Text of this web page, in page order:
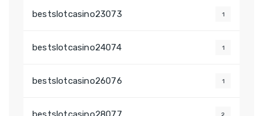
bestslotcasino23073 1
bestslotcasino24074 1
bestslotcasino26076 1